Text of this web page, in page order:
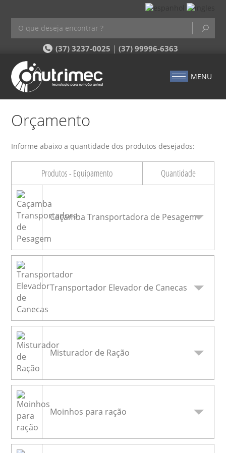
(37) 3237-0025 | (37) 99996-6363
MENU
Orçamento
Informe abaixo a quantidade dos produtos desejados:
Produtos - Equipamento Quantidade
Caçamba Transportadora de Pesagem
Transportador Elevador de Canecas
Misturador de Ração
Moinhos para ração